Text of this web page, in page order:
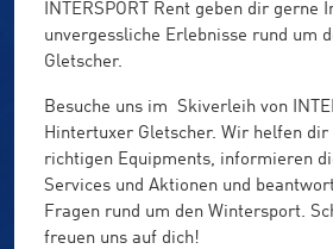
INTERSPORT Rent geben dir gerne
unvergessliche Erlebnisse rund um
Gletscher.
Besuche uns im Skiverleih von
Hintertuxer Gletscher. Wir helfen dir
richtigen Equipments, informieren
Services und Aktionen und
Fragen rund um den Wintersport.
freuen uns auf dich!